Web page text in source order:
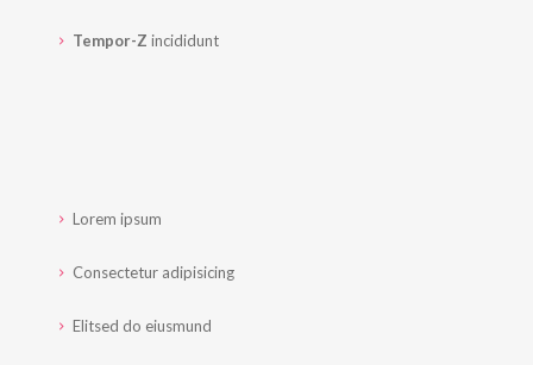
Tempor-Z incididunt
Lorem ipsum
Consectetur adipisicing
Elitsed do eiusmund